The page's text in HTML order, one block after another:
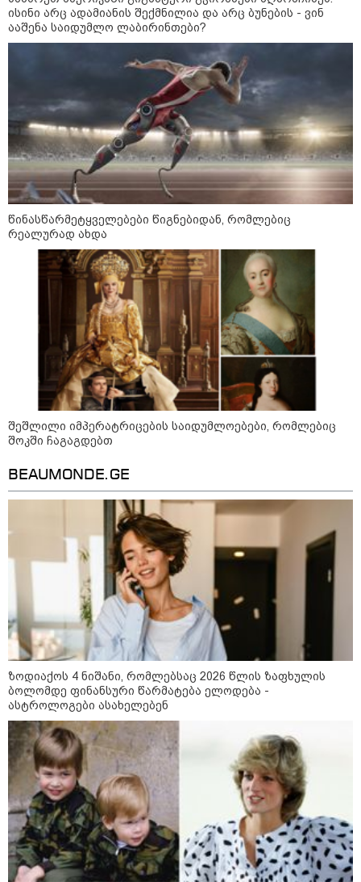
10:52 / 06-08-2026
ვაშინგტონს რაკეტების დეფიციტი აქვს? -
მედიის ცნობით, დონალდ ტრამპი პიტ
ჰეგსეთს დაუპირისპირდა: დეტალები
23:45 / 05-08-2026
ტრაგედია შოტლანდიაში - 35
წლის მამას 9 წლის
ქალიშვილის მკვლელობაში
ედება ბრალი
ახლოს ასაფეთქებელი
მოწყობილობით აღჭურვილი
დრონი აღმოაჩინეს - რას წერს
მედია
13:22 / 05-08-2026
საფრანგეთის სოფელში ტყის
ხანძრის შემდეგ მეორე
მსოფლიო ომის დროინდელი
ასობით ჭურვი აღმოაჩინეს -
"რიგრიგობით
ფეთქდებოდნენ..."
12:38 / 05-08-2026
იტალიაში ქალმა, ლატარიის
ბილეთი, რომელმაც 1 მლნ
მოიგო, შემთხვევით ნაგავში
გადააგდო - ის დასუფთავების
სამსახურის თანამშრომლებმა
ნაგვის მანქანაში იპოვეს
კატეგორიის ყველა სიახლე
ისინი არც ადამიანის შექმნილია და არც ბუნების - ვინ
ააშენა საიდუმლო ლაბირინთები?
წინასწარმეტყველებები წიგნებიდან, რომლებიც
რეალურად ახდა
შეშლილი იმპერატრიცების საიდუმლოებები, რომლებიც
შოკში ჩაგაგდებთ
BEAUMONDE.GE
ზოდიაქოს 4 ნიშანი, რომლებსაც 2026 წლის ზაფხულის
ბოლომდე ფინანსური წარმატება ელოდება -
ასტროლოგები ასახელებენ